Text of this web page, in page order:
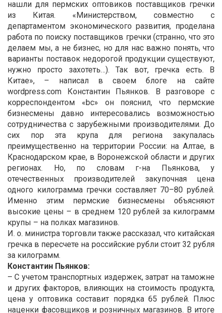
нашли для пермских оптовиков поставщиков гречки
из Китая. «Министерством, совместно с
департаментом экономического развития, проделана
работа по поиску поставщиков гречки (странно, что это
делаем мы, а не бизнес, но для нас важно понять, что
варианты поставок недорогой продукции существуют,
нужно просто захотеть…). Так вот, гречка есть. В
Китае», – написал в своем блоге на сайте
wordpress.com Константин Пьянков. В разговоре с
корреспондентом «bc» он пояснил, что пермские
бизнесмены давно интересовались возможностью
сотрудничества с зарубежными производителями. До
сих пор эта крупа для региона закупалась
преимущественно на территории России: на Алтае, в
Краснодарском крае, в Воронежской области и других
регионах. Но, по словам г-на Пьянкова, у
отечественных производителей закупочная цена
одного килограмма гречки составляет 70–80 рублей.
Именно этим пермские бизнесмены объясняют
высокие цены – в среднем 120 рублей за килограмм
крупы – на полках магазинов.
И. о. министра торговли также рассказал, что китайская
гречка в пересчете на российские рубли стоит 32 рубля
за килограмм.
Константин Пьянков:
– С учетом транспортных издержек, затрат на таможне
и других факторов, влияющих на стоимость продукта,
цена у оптовика составит порядка 65 рублей. Плюс
наценки фасовщиков и розничных магазинов. В итоге